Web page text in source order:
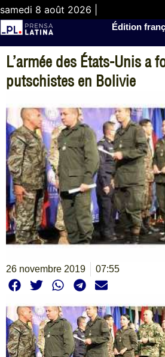
samedi 8 août 2026 |
Édition
L’armée des États-Unis a
putschistes en Bolivie
26 novembre 2019 07:55